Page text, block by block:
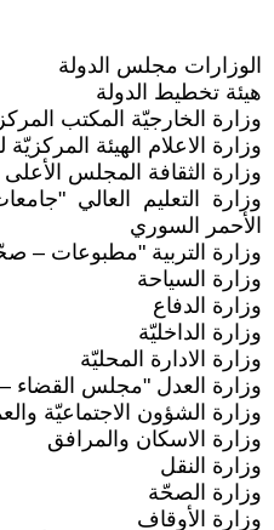
الوزارات مجلس الدولة
هيئة تخطيط الدولة
وزارة الخارجيّة المكتب
وزارة الاعلام الهيئة المركزيّة
وزارة الثقافة المجلس
وزارة التعليم العالي
الأحمر السوري
وزارة التربية "مطبوعات –
وزارة السياحة
وزارة الدفاع
وزارة الداخليّة
وزارة الادارة المحليّة
وزارة العدل "مجلس القضاء –
وزارة الشؤون الاجتماعيّة
وزارة الاسكان والمرافق
وزارة النقل
وزارة الصحّة
وزارة الأوقاف